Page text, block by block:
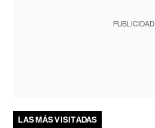
PUBLICIDAD
LAS MÁS VISITADAS